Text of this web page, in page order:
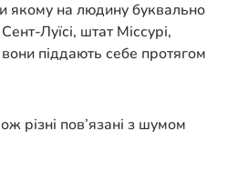
якому на людину буквально
Луїсі, штат Міссурі,
піддають себе протягом
різні пов’язані з шумом